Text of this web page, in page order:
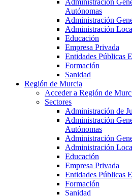
Administración
Autónomas
Administración
Administración
Educación
Empresa Privada
Entidades Públicas
Formación
Sanidad
Región de Murcia
Acceder a Región de
Sectores
Administración de
Administración
Autónomas
Administración
Administración
Educación
Empresa Privada
Entidades Públicas
Formación
Sanidad